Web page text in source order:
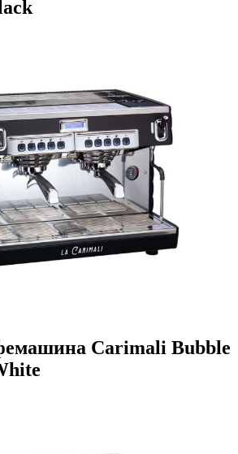
Carimali Bubble